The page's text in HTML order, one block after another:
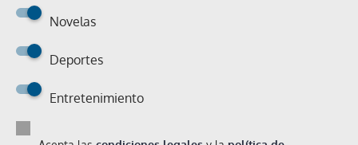
Novelas
Deportes
Entretenimiento